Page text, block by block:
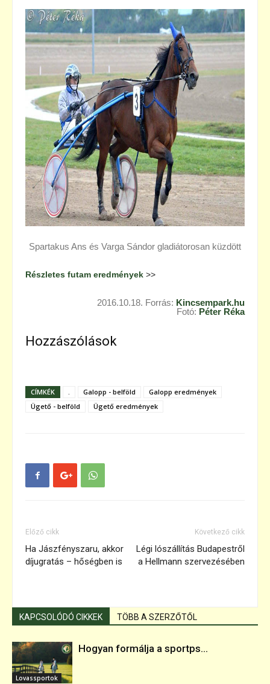
Spartakus Ans és Varga Sándor gladiátorosan küzdött
Részletes futam eredmények >>
2016.10.18. Forrás: Kincsempark.hu
Fotó: Péter Réka
Hozzászólások
CÍMKÉK . Galopp - belföld
Galopp eredmények
Ügető - belföld
Ügető eredmények
Előző cikk
Ha Jászfényszaru, akkor
díjugratás – hőségben is
Következő cikk
Légi lószállítás Budapestről
a Hellmann szervezésében
KAPCSOLÓDÓ CIKKEK TÖBB A SZERZŐTŐL
Lovassportok
Hogyan formálja a sportps...